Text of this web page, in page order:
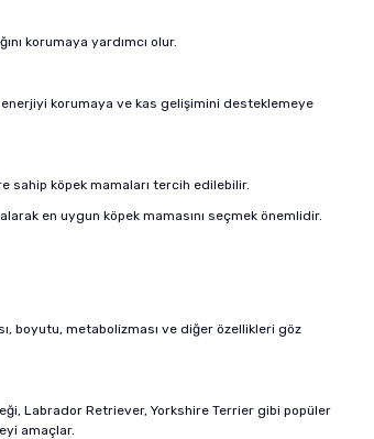
korumaya yardımcı olur.
korumaya ve kas gelişimini desteklemeye
sahip köpek mamaları tercih edilebilir.
en uygun köpek mamasını seçmek önemlidir.
boyutu, metabolizması ve diğer özellikleri göz
Labrador Retriever, Yorkshire Terrier gibi popüler
amaçlar.